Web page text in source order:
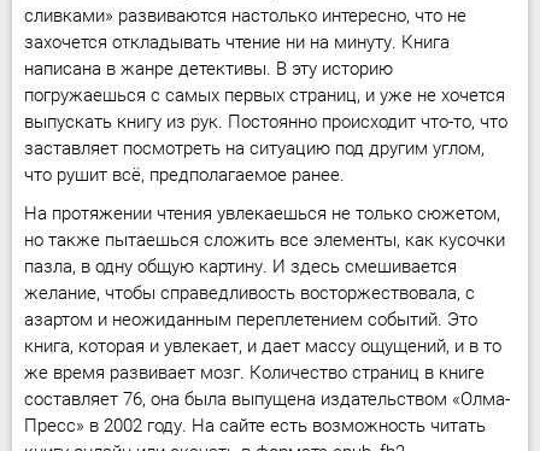
сливками» развиваются настолько интересно, что не
захочется откладывать чтение ни на минуту. Книга
написана в жанре детективы. В эту историю
погружаешься с самых первых страниц, и уже не хочется
выпускать книгу из рук. Постоянно происходит что-то, что
заставляет посмотреть на ситуацию под другим углом,
что рушит всё, предполагаемое ранее.
На протяжении чтения увлекаешься не только сюжетом,
но также пытаешься сложить все элементы, как кусочки
пазла, в одну общую картину. И здесь смешивается
желание, чтобы справедливость восторжествовала, с
азартом и неожиданным переплетением событий. Это
книга, которая и увлекает, и дает массу ощущений, и в то
же время развивает мозг. Количество страниц в книге
составляет 76, она была выпущена издательством «Олма-
Пресс» в 2002 году. На сайте есть возможность читать